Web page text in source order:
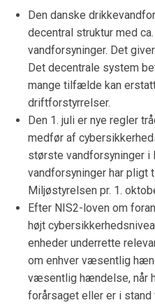
Den danske
decentral struktur med
vandforsyninger. Det
Det decentrale system
mange tilfælde kan
driftforstyrrelser.
Den 1. juli er nye regler
medfør af
største vandforsyninger i
vandforsyninger har pligt
Miljøstyrelsen pr. 1.
Efter NIS2-loven om
højt
enheder underrette
om enhver væsentlig
væsentlig hændelse, når
forårsaget eller er i